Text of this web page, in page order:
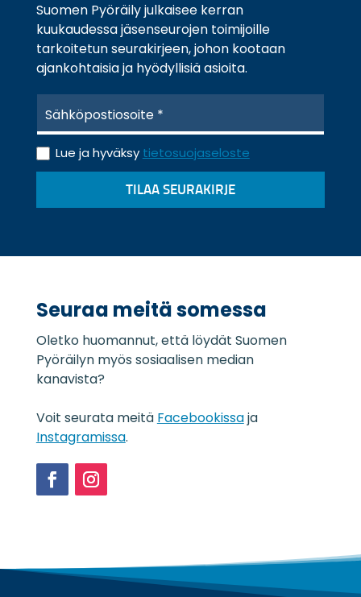
Suomen Pyöräily julkaisee kerran
kuukaudessa jäsenseurojen toimijoille
tarkoitetun seurakirjeen, johon kootaan
ajankohtaisia ja hyödyllisiä asioita.
h
k
ö
s
*
T
i
o
o
s
l
o
s
*
Lue ja hyväksy tietosuojaseloste
TILAA SEURAKIRJE
Seuraa meitä somessa
Oletko huomannut, että löydät Suomen
Pyöräilyn myös sosiaalisen median
kanavista?
Voit seurata meitä Facebookissaja
Instagramissa.